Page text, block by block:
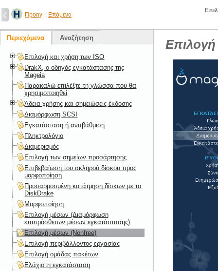
Προηγ Επόμενο
Περιεχόμενα Αναζήτηση
Επιλογή και χρήση των ISO
DrakX, ο οδηγός εγκατάστασης της
Mageia
Παρακαλώ επιλέξτε τη γλώσσα που θα
χρησιμοποιηθεί
Άδεια χρήσης και σημειώσεις έκδοσης
Διαμόρφωση SCSI
Εγκατάσταση ή αναβάθμιση
Πληκτρολόγιο
Διαμερισμός
Επιλογή των σημείων προσάρτησης
Επιβεβαίωση του σκληρού δίσκου προς
μορφοποίηση
Προσαρμοσμένη κατάτμηση δίσκων με το
DiskDrake
Μορφοποίηση
Επιλογή μέσων (Διαμόρφωση
επιπρόσθετων μέσων εγκατάστασης)
Επιλογή μέσων (Nonfree)
Επιλογή περιβάλλοντος εργασίας
Επιλογή ομάδας πακέτων
Ελάχιστη εγκατάσταση